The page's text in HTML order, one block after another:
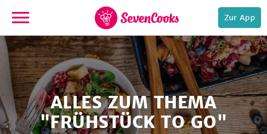
zur
Startseite
Zur App
ALLES ZUM THEMA
"FRÜHSTÜCK TO GO"